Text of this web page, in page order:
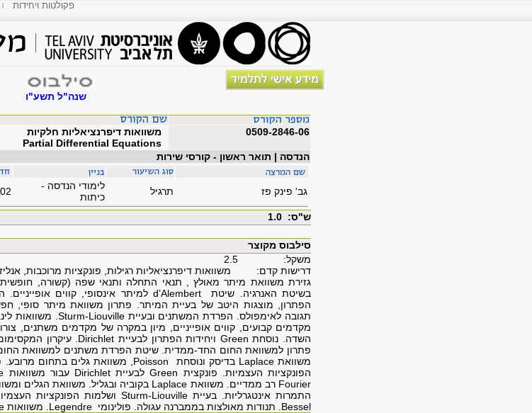
פקולטות ויחידות
שנה"ל תשע"ו
משוואות דיפרנציאליות חלקיות
Partial Differential Equations
0509-2846-06
הנדסה | תואר ראשון - קורסי שירות
לימודי הנדסה -
כיתות
תרגיל גב' פינק פז
ש"ס: 1.0
סילבוס מקוצר
משקל:
2.5
דרישות קדם: משוואות דיפרנציאליות רגילות, פונקציות מרוכבות,
גזירת משוואת מיתר מאולץ , תנאי התחלה ותנאי שפה (קשורה, חופשית
בשיטת האנרגיה. שיטת
d’Alembert למיתר אינסופי, קווים
הפתרון, מוצגות היטב של בעיית המיתר. פתרון משוואת מיתר סופי,
תגובה לאימפולס. הפרדת המשתנים ובעייתSturm-Liouville . משוואות
מקדמים קבועים, קווים אופייניים, מיון במקרה של מקדמים משתנים,
השדה. נוסחת Green ויחידות הפתרון לבעיית Dirichlet . עיקרון
פתרון למשוואת החום החד-ממדית. שיטת הפרדת משתנים למשוואת
משוואתLaplace בדיסק ונוסחת Poisson , משוואת גלים בתחום מרובע.
הפונקציות העצמיות. פונקצית Greenלבעיית Dirichlet עבור משוואות
Fourier רב ממדיים. משוואת Laplace בקוביה ובגליל. משוואת הגלים
התמרות אינטגרליות. בעיית Sturm-Liouville ושלמות הפונקציות
Bessel . תנודות מאולצות בממברנה עגולה. פולינומי Legendre . משוואות